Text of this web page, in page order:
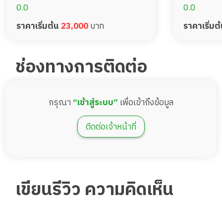
0.0
ราคาเริ่มต้น 23,000บาท
0.0
ราคาเริ่ม
ช่องทางการติดต่อ
กรุณา “เข้าสู่ระบบ” เพื่อเข้าถึงข้อมูล
ติดต่อเจ้าหน้าที่
เขียนรีวิว ความคิดเห็น